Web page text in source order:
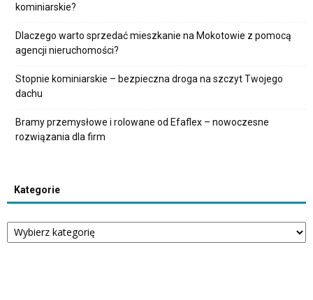
kominiarskie?
Dlaczego warto sprzedać mieszkanie na Mokotowie z pomocą
agencji nieruchomości?
Stopnie kominiarskie – bezpieczna droga na szczyt Twojego
dachu
Bramy przemysłowe i rolowane od Efaflex – nowoczesne
rozwiązania dla firm
Kategorie
Kategorie